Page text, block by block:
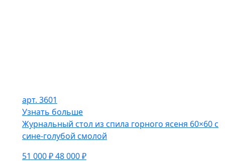
арт. 3601
Узнать больше
Журнальный стол из спила горного ясеня 60×60 с
сине-голубой смолой
51 000 ₽48 000 ₽